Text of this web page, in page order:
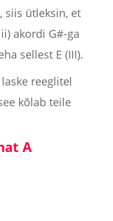
ütleksin, et
akordi G#-ga
sellest E (III).
reeglitel
kõlab teile
A